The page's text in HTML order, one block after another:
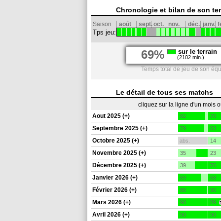
Chronologie et bilan de son
Saison août sept.oct. nov. déc. janv.
Tps jeu:
69% sur le terrain
(2102 min.)
Temps total de jeu de son
Le détail de tous ses matchs
cliquez sur la ligne d'un mois
Aout 2025 (+)
82 70
Septembre 2025 (+) 79 83
Octobre 2025 (+) abs. 14
Novembre 2025 (+) 35 23
Décembre 2025 (+) 39 76
Janvier 2026 (+) 69 68
Février 2026 (+) 88 90
Mars 2026 (+) 90 89
Avril 2026 (+) 90 90